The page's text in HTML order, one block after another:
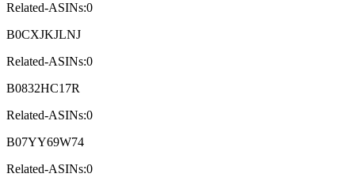
Related-ASINs:0
B0CXJKJLNJ
Related-ASINs:0
B0832HC17R
Related-ASINs:0
B07YY69W74
Related-ASINs:0